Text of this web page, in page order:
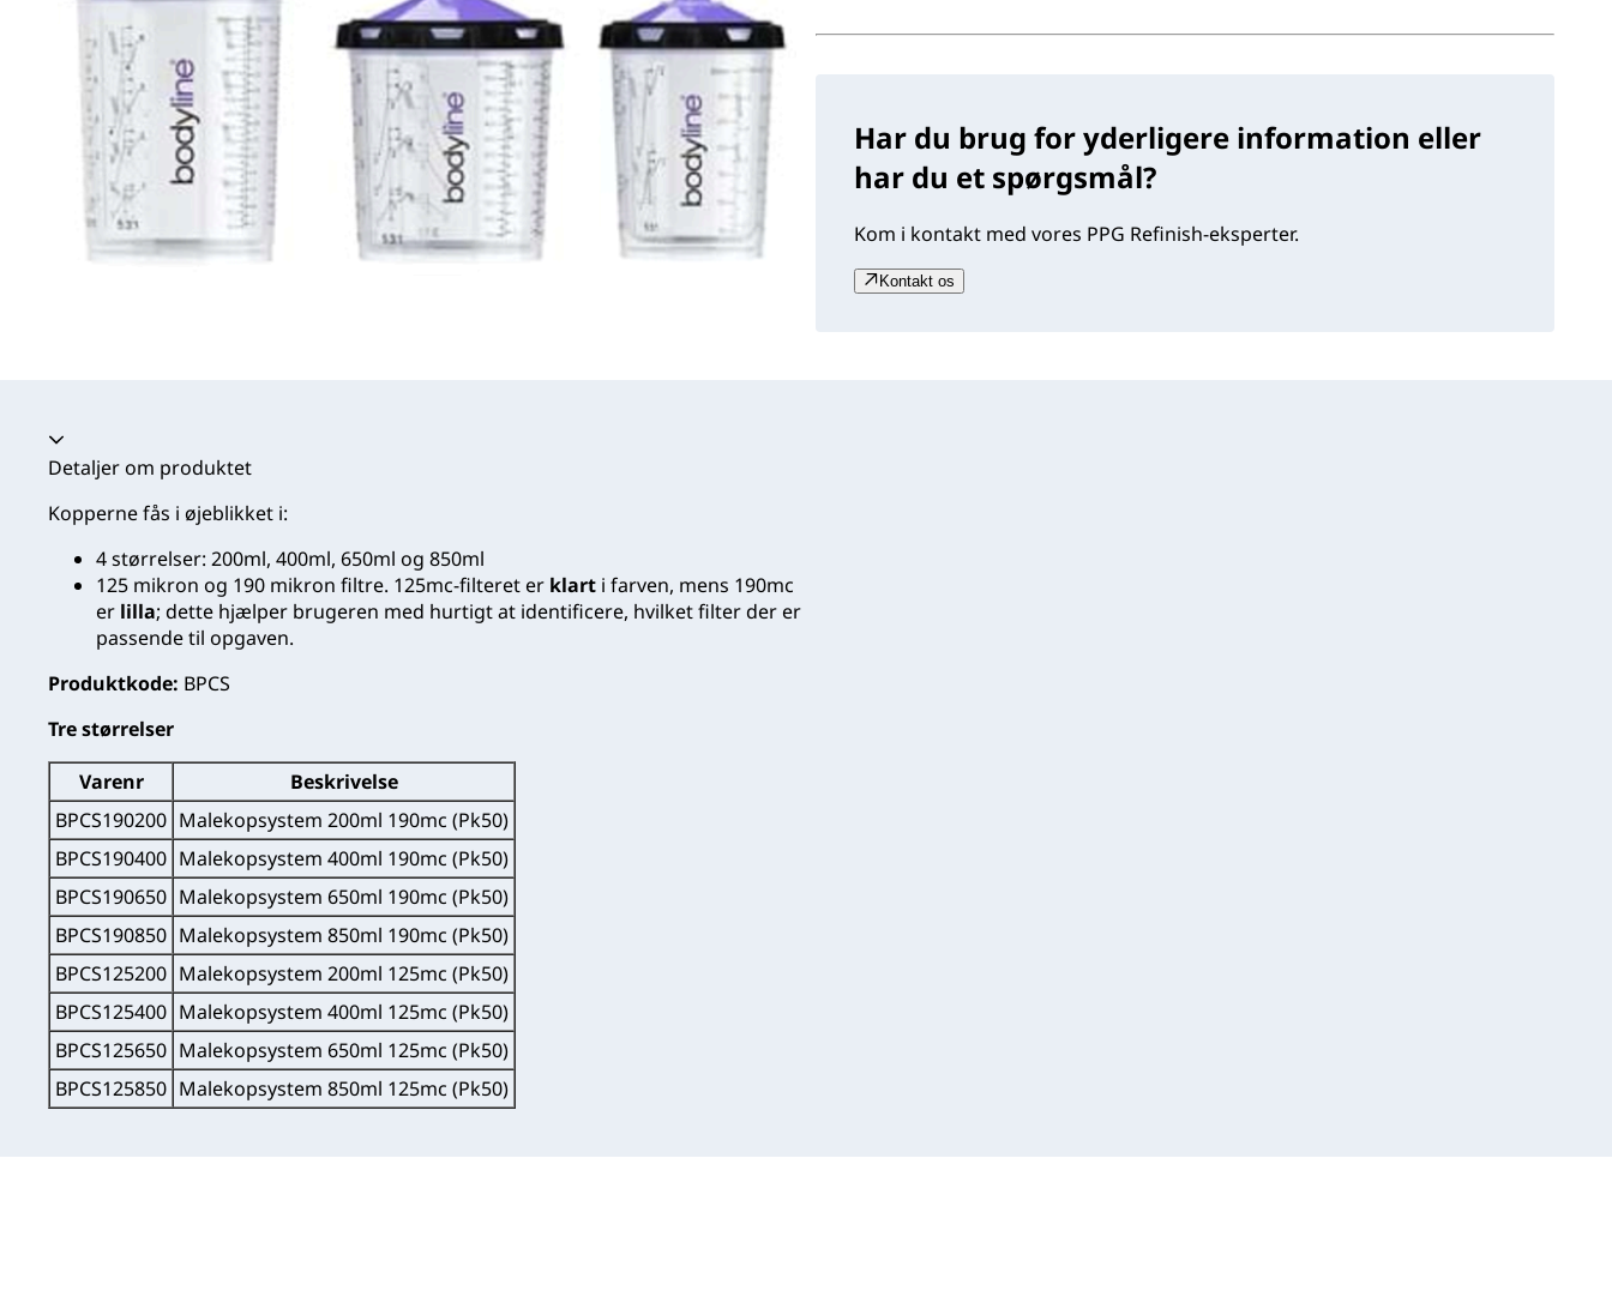
Har du brug for yderligere information eller
har du et spørgsmål?
Kom i kontakt med vores PPG Refinish-eksperter.
Kontakt os
Harmonika kollapset
Detaljer om produktet
Kopperne fås i øjeblikket i:
4 størrelser: 200ml, 400ml, 650ml og 850ml
125 mikron og 190 mikron filtre. 125mc-filteret er klart i farven, mens 190mc
er lilla; dette hjælper brugeren med hurtigt at identificere, hvilket filter der er
passende til opgaven.
Produktkode: BPCS
Tre størrelser
Varenr
Beskrivelse
BPCS190200 Malekopsystem 200ml 190mc (Pk50)
BPCS190400 Malekopsystem 400ml 190mc (Pk50)
BPCS190650 Malekopsystem 650ml 190mc (Pk50)
BPCS190850 Malekopsystem 850ml 190mc (Pk50)
BPCS125200 Malekopsystem 200ml 125mc (Pk50)
BPCS125400 Malekopsystem 400ml 125mc (Pk50)
BPCS125650 Malekopsystem 650ml 125mc (Pk50)
BPCS125850 Malekopsystem 850ml 125mc (Pk50)